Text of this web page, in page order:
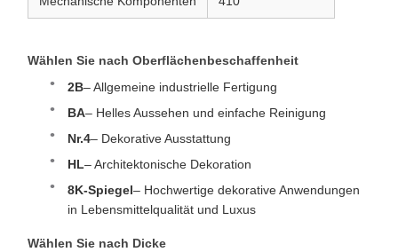
Wählen Sie nach Oberflächenbeschaffenheit
2B– Allgemeine industrielle Fertigung
BA– Helles Aussehen und einfache Reinigung
Nr.4– Dekorative Ausstattung
HL– Architektonische Dekoration
8K-Spiegel– Hochwertige dekorative Anwendungen
in Lebensmittelqualität und Luxus
Wählen Sie nach Dicke